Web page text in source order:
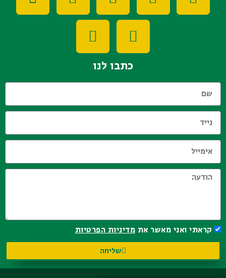
כתבו לנו
קראתי ואני מאשר את מדיניות הפרטיות
שליחה